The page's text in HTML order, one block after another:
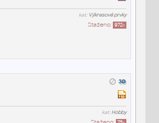
kat: Výkresové prvky
Staženo: 972x
kat:Hobby